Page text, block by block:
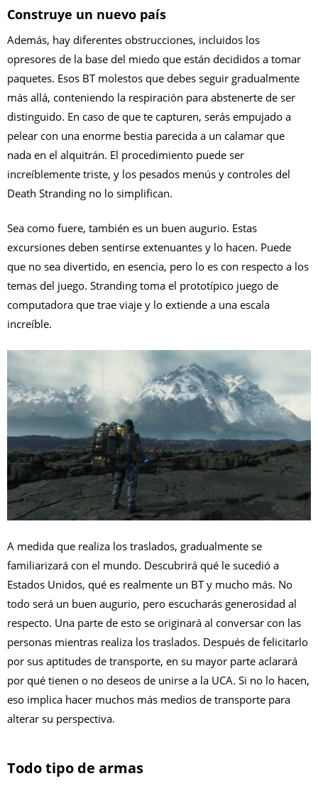
Construye un nuevo país
Además, hay diferentes obstrucciones, incluidos los
opresores de la base del miedo que están decididos a tomar
paquetes. Esos BT molestos que debes seguir gradualmente
más allá, conteniendo la respiración para abstenerte de ser
distinguido. En caso de que te capturen, serás empujado a
pelear con una enorme bestia parecida a un calamar que
nada en el alquitrán. El procedimiento puede ser
increíblemente triste, y los pesados ​​menús y controles del
Death Stranding no lo simplifican.
Sea como fuere, también es un buen augurio. Estas
excursiones deben sentirse extenuantes y lo hacen. Puede
que no sea divertido, en esencia, pero lo es con respecto a los
temas del juego. Stranding toma el prototípico juego de
computadora que trae viaje y lo extiende a una escala
increíble.
A medida que realiza los traslados, gradualmente se
familiarizará con el mundo. Descubrirá qué le sucedió a
Estados Unidos, qué es realmente un BT y mucho más. No
todo será un buen augurio, pero escucharás generosidad al
respecto. Una parte de esto se originará al conversar con las
personas mientras realiza los traslados. Después de felicitarlo
por sus aptitudes de transporte, en su mayor parte aclarará
por qué tienen o no deseos de unirse a la UCA. Si no lo hacen,
eso implica hacer muchos más medios de transporte para
alterar su perspectiva.
Todo tipo de armas